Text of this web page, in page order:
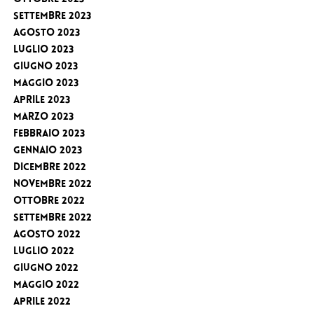
Settembre 2023
Agosto 2023
Luglio 2023
Giugno 2023
Maggio 2023
Aprile 2023
Marzo 2023
Febbraio 2023
Gennaio 2023
Dicembre 2022
Novembre 2022
Ottobre 2022
Settembre 2022
Agosto 2022
Luglio 2022
Giugno 2022
Maggio 2022
Aprile 2022